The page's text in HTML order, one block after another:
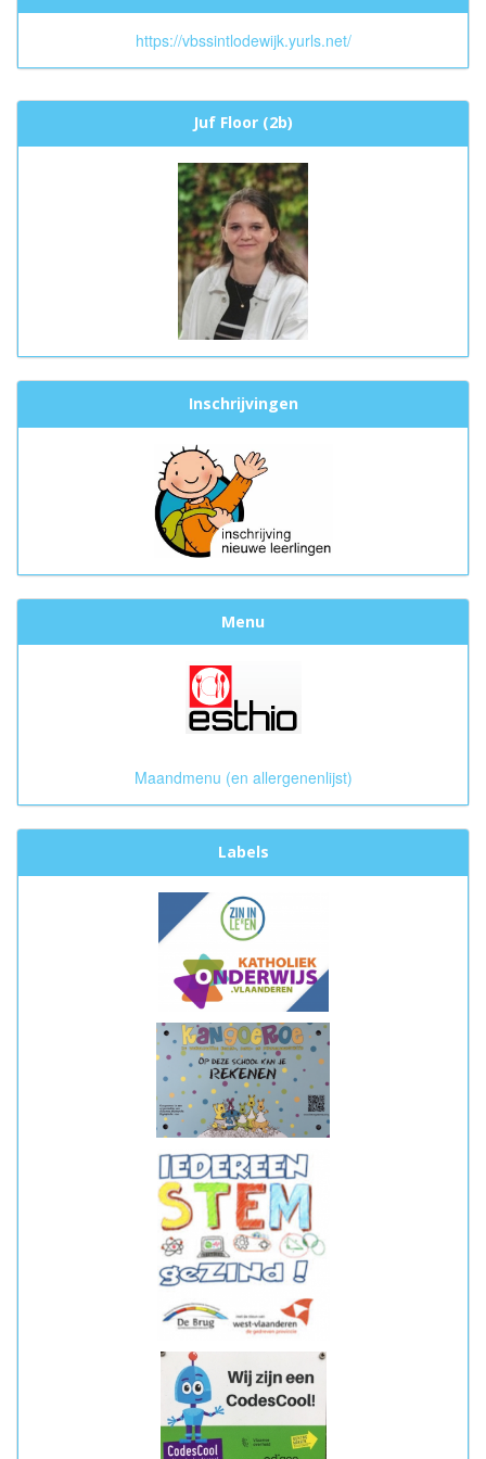
https://vbssintlodewijk.yurls.net/
Juf Floor (2b)
Inschrijvingen
Menu
Maandmenu (en allergenenlijst)
Labels